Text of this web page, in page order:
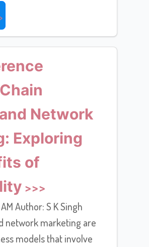
Network
Exploring
of
Author: S K Singh
network marketing are
models that involve